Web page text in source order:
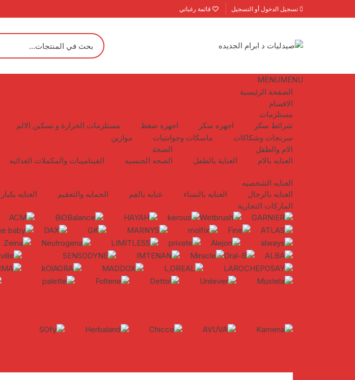
إلى
تسجيل الدخول أو التسجيل قائمة رغباتي
MENUMENU
الصفحة الرئيسية
الاقسام
مستلزمات
شرائط سكر
اجهزه سكر اجهزه ضغط مستلزمات الحرارة و تسكين الالم
سرنجات وشكاكات
ماسكات وجوانتيات
موازين
الام والطفل
العنايه بالام
العناية بالطفل
الصحة
الصحه الجنسيه
الفيتامينات والمكملات الغذائيه
العنايه الشخصيه
العنايه بالرجال
العنايه بالنساء عنايه بالفم الحمايه والتعقيم العنايه
الماركات التجارية